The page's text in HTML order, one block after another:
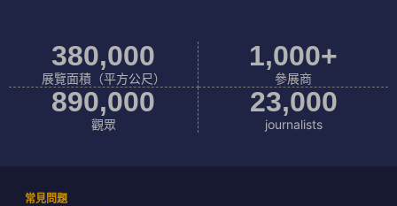
展覽面積（平方公尺）
380,000
參展商
1,000+
觀眾
890,000
journalists
23,000
常見問題